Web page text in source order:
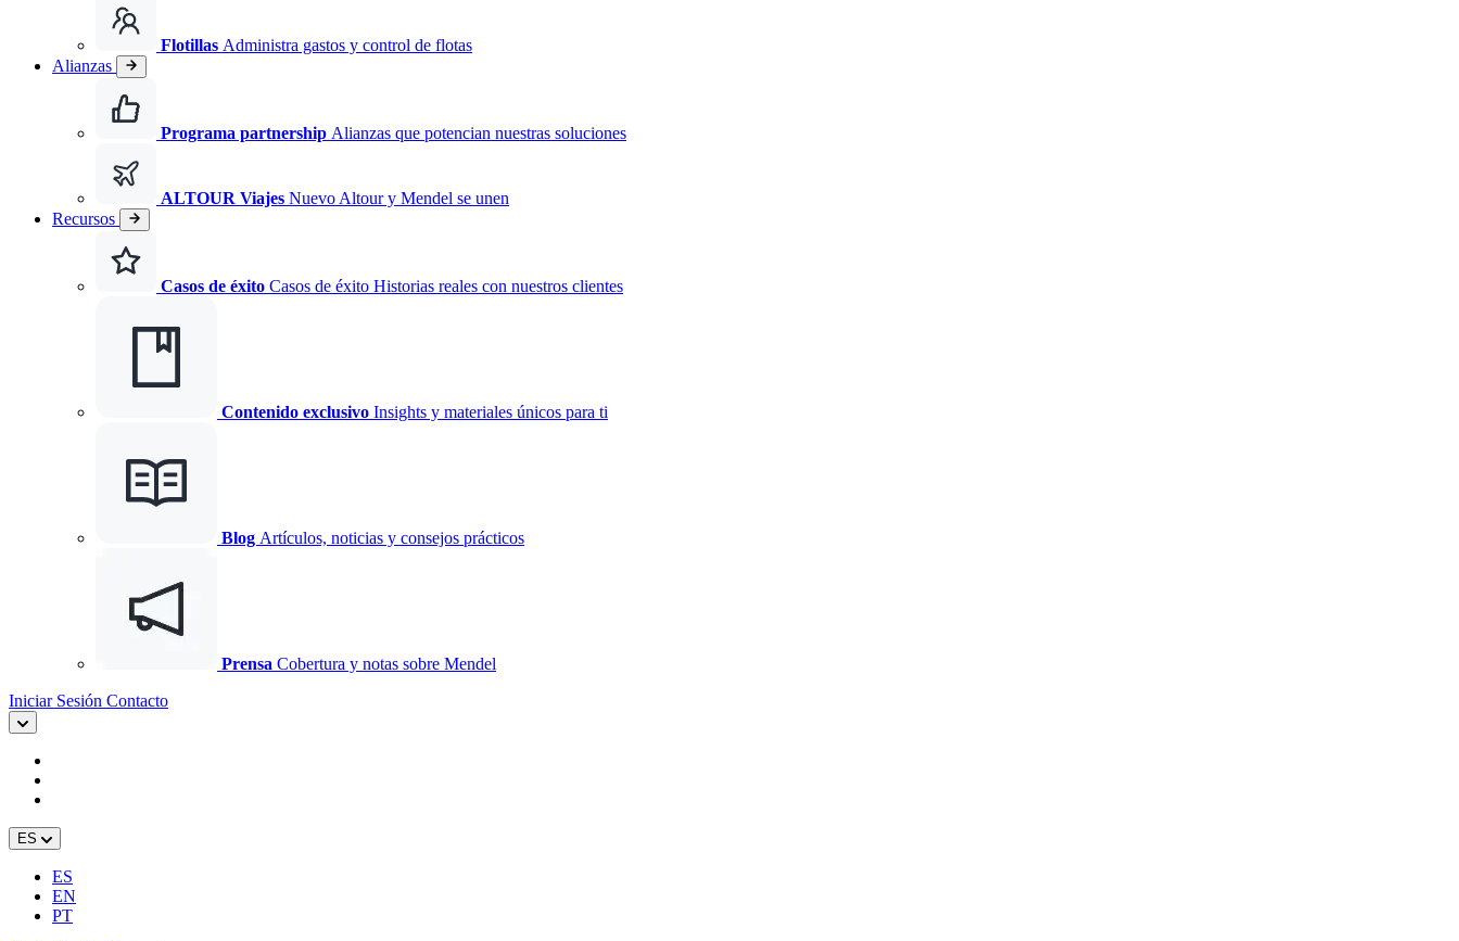
Flotillas Administra gastos y control de flotas
Alianzas
Programa partnership Alianzas que potencian nuestras soluciones
ALTOUR Viajes Nuevo Altour y Mendel se unen
Recursos
Casos de éxito Casos de éxito Historias reales con nuestros clientes
Contenido exclusivo Insights y materiales únicos para ti
Blog Artículos, noticias y consejos prácticos
Prensa Cobertura y notas sobre Mendel
Iniciar Sesión Contacto
ES
ES
EN
PT